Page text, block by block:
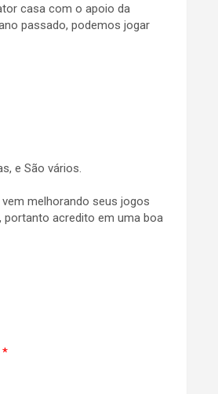
casa com o apoio da
passado, podemos jogar
e São vários.
melhorando seus jogos
acredito em uma boa
*